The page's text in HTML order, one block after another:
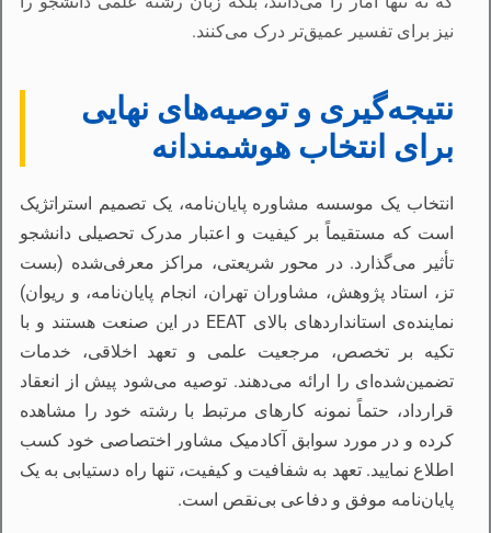
نیز برای تفسیر عمیق‌تر درک می‌کنند.
نتیجه‌گیری و توصیه‌های نهایی
برای انتخاب هوشمندانه
انتخاب یک موسسه مشاوره پایان‌نامه، یک تصمیم استراتژیک
است که مستقیماً بر کیفیت و اعتبار مدرک تحصیلی دانشجو
تأثیر می‌گذارد. در محور شریعتی، مراکز معرفی‌شده (بست
تز، استاد پژوهش، مشاوران تهران، انجام پایان‌نامه، و ریوان)
نماینده‌ی استانداردهای بالای EEAT در این صنعت هستند و با
تکیه بر تخصص، مرجعیت علمی و تعهد اخلاقی، خدمات
تضمین‌شده‌ای را ارائه می‌دهند. توصیه می‌شود پیش از انعقاد
قرارداد، حتماً نمونه کارهای مرتبط با رشته خود را مشاهده
کرده و در مورد سوابق آکادمیک مشاور اختصاصی خود کسب
اطلاع نمایید. تعهد به شفافیت و کیفیت، تنها راه دستیابی به یک
پایان‌نامه موفق و دفاعی بی‌نقص است.